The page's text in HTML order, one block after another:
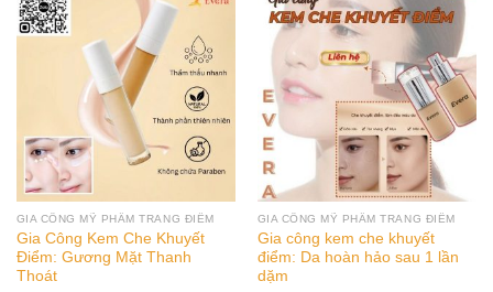
GIA CÔNG MỸ PHẨM TRANG ĐIỂM
Gia Công Kem Che Khuyết
Điểm: Gương Mặt Thanh
Thoát
GIA CÔNG MỸ PHẨM TRANG ĐIỂM
Gia công kem che khuyết
điểm: Da hoàn hảo sau 1 lần
dặm